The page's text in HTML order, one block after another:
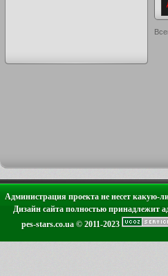
Администрация проекта не несет какую-
Дизайн сайта полностью принадлежит
pes-stars.co.ua © 2011-2023